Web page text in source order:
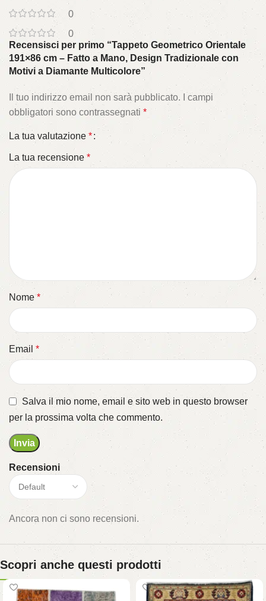
0
0
Recensioni
Ancora non ci sono recensioni.
Recensisci per primo “Tappeto Geometrico Orientale
191×86 cm – Fatto a Mano, Design Tradizionale con
Motivi a Diamante Multicolore”
Il tuo indirizzo email non sarà pubblicato.
I campi
obbligatori sono contrassegnati *
La tua valutazione*
La tua recensione *
Nome*
Email *
Salva il mio nome, email e sito web in questo browser
per la prossima volta che commento.
Scopri anche questi prodotti